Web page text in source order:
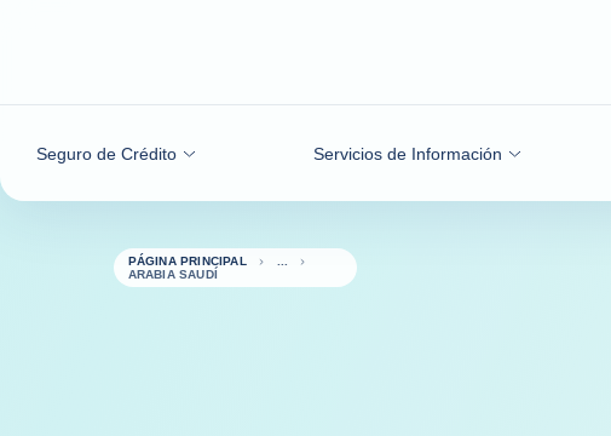
Seguro de Crédito Servicios de Información
PÁGINA PRINCIPAL
ARABIA SAUDÍ